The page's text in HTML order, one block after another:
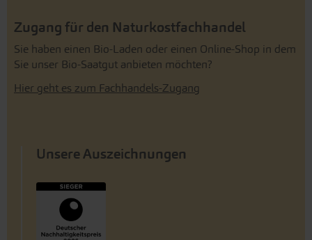
Zugang für den Naturkostfachhandel
Sie haben einen Bio-Laden oder einen Online-Shop in dem
Sie unser Bio-Saatgut anbieten möchten?
Hier geht es zum Fachhandels-Zugang
Unsere Auszeichnungen